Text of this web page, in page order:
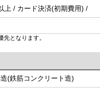
上 / カード決済(初期費用) /
となります。
(鉄筋コンクリート造)